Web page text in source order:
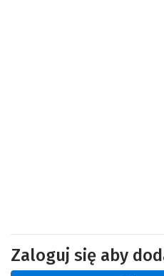
Zaloguj się aby